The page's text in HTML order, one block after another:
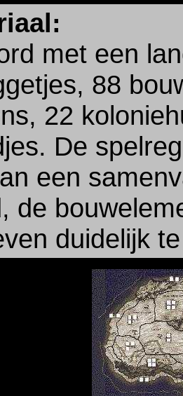
met een
88
22
De
een
de
duidelijk